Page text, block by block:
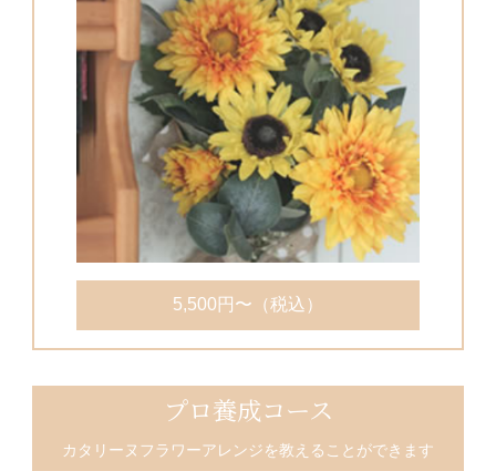
5,500円〜（税込）
プロ養成コース
カタリーヌフラワーアレンジを教えることができます